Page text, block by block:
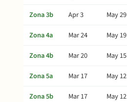
Zona 3b
Apr 3 May 29
Zona 4a
Mar 24 May 19
Zona 4b
Mar 20 May 15
Zona 5a
Mar 17 May 12
Zona 5b
Mar 17 May 12